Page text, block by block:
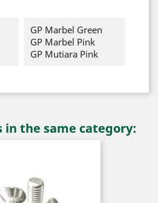
GP Marbel Green
GP Marbel Pink
GP Mutiara Pink
in the same category: